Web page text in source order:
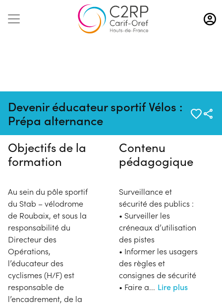
Aller
au
contenu
Devenir éducateur sportif Vélos :
Prépa alternance
Pas de session programmée en
ce moment
Objectifs de la
formation
Au sein du pôle sportif
du Stab – vélodrome
de Roubaix, et sous la
responsabilité du
Directeur des
Opérations,
l’éducateur des
cyclismes (H/F) est
responsable de
l’encadrement, de la
Contenu
pédagogique
Surveillance et
sécurité des publics :
• Surveiller les
créneaux d’utilisation
des pistes
• Informer les usagers
des règles et
consignes de sécurité
• Faire a... Lire plus